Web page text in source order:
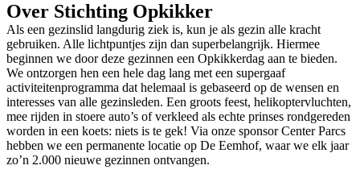
Over Stichting Opkikker
Als een gezinslid langdurig ziek is, kun je als gezin alle kracht
gebruiken. Alle lichtpuntjes zijn dan superbelangrijk. Hiermee
beginnen we door deze gezinnen een Opkikkerdag aan te bieden.
We ontzorgen hen een hele dag lang met een supergaaf
activiteitenprogramma dat helemaal is gebaseerd op de wensen en
interesses van alle gezinsleden. Een groots feest, helikoptervluchten,
mee rijden in stoere auto’s of verkleed als echte prinses rondgereden
worden in een koets: niets is te gek! Via onze sponsor Center Parcs
hebben we een permanente locatie op De Eemhof, waar we elk jaar
zo’n 2.000 nieuwe gezinnen ontvangen.